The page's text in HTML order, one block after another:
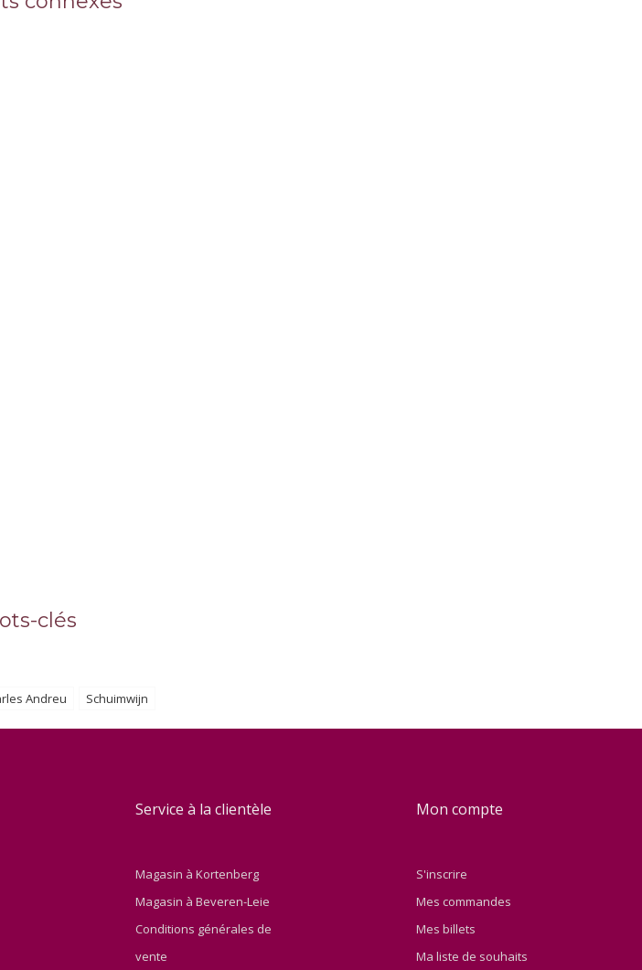
clés
Andreu Schuimwijn
Service à la clientèle
Magasin à Kortenberg
Magasin à Beveren-Leie
Conditions générales de
vente
Mon compte
S'inscrire
Mes commandes
Mes billets
Ma liste de souhaits